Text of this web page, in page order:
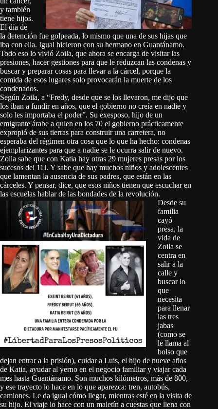
y también
tiene hijos.
El día de
la detención fue golpeada, lo mismo que una de sus hijas que
iba con ella. Igual hicieron con su hermano en Guantánamo.
Todo eso lo vivió Zoila, que ahora se encarga de visitar las
presiones, hacer gestiones para que le reduzcan las condenas y
buscar y preparar cosas para llevar a la cárcel, porque la
comida de esos lugares solo provocarán la muerte de los
condenados.
Según Zoila, a “Fredy, desde que se los llevaron, me dijo que
los iban a fundir en años, que el gobierno no creía en nadie y
solo les importaba el poder”. Su exesposo, hijo de un
emigrante árabe a quien en los 70 el gobierno prácticamente
expropió de sus tierras para construir una carretera, no
esperaba del régimen otra cosa que lo que ha hecho: condenas
ejemplarizantes para que a nadie se le ocurra salir de nuevo.
Zoila sabe que con Katia hay otras 29 mujeres presas por los
sucesos del 11J. Y sabe que hay muchos niños y adolescentes
que lamentan la ausencia de sus padres, que están en las
cárceles. Y pensar, dice, que esos niños tienen que escuchar en
las escuelas hablar de las bondades de la revolución.
Desde su
familia
cayó
presa, la
vida de
Zoila se
centra en
salir a la
calle y
buscar lo
que
necesita
para llenar
las tres
jabas
(como se
le llama al
bolso que
dejan entrar a la prisión), cuidar a Luis, el hijo de nueve años
de Katia, ayudar al yerno en el negocio familiar y viajar cada
mes hasta Guantánamo. Son muchos kilómetros, más de 800,
y ese trayecto lo hace en lo que aparezca: tren, autobús,
camiones. Le da igual cómo llegar, mientras esté en la visita de
su hijo. El viaje lo hace con un maletín a cuestas que llena con